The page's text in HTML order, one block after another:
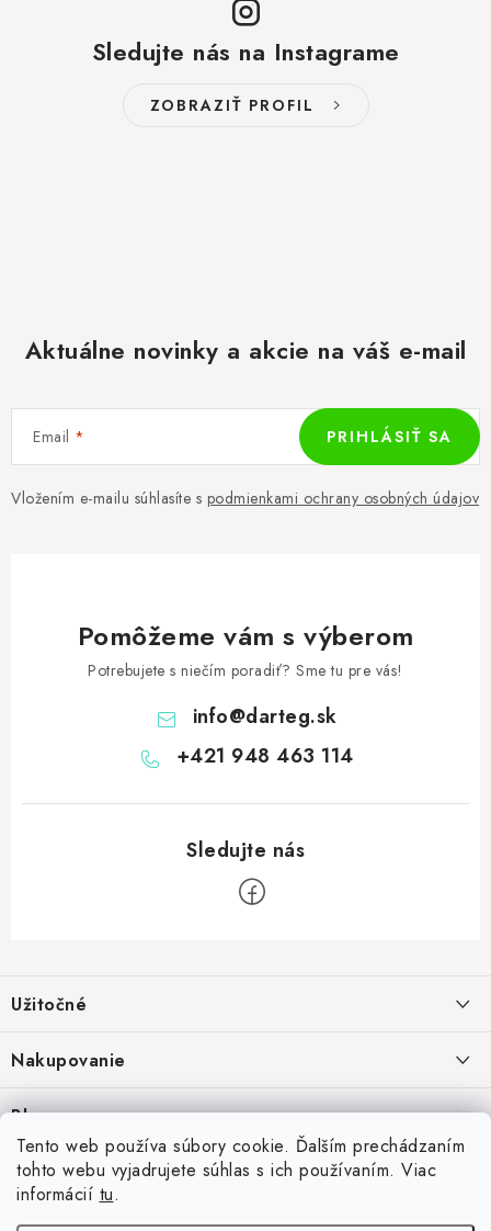
Tento web používa súbory cookie. Ďalším prechádzaním
tohto webu vyjadrujete súhlas s ich používaním. Viac
informácií tu.
Sledujte nás na Instagrame
ZOBRAZIŤ PROFIL
Aktuálne novinky a akcie na váš e-mail
Email
Vložením e-mailu súhlasíte s podmienkami ochrany osobných údajov
PRIHLÁSIŤ SA
Pomôžeme vám s výberom
Potrebujete s niečím poradiť? Sme tu pre vás!
info@darteg.sk
+421 948 463 114
p
ä
i
Užitočné
O nás
Spolupráca s klubmi
Nakupovanie
Ako nakupovať
Možnosti dopravy
Možnosti platby
Blog
Skrutkovacie hroty na šípky: Swiss Point, Switch Point, Quick Point a
EZ-Point – kompatibilita a rozdiely
Príďte si vyskúšať šípky